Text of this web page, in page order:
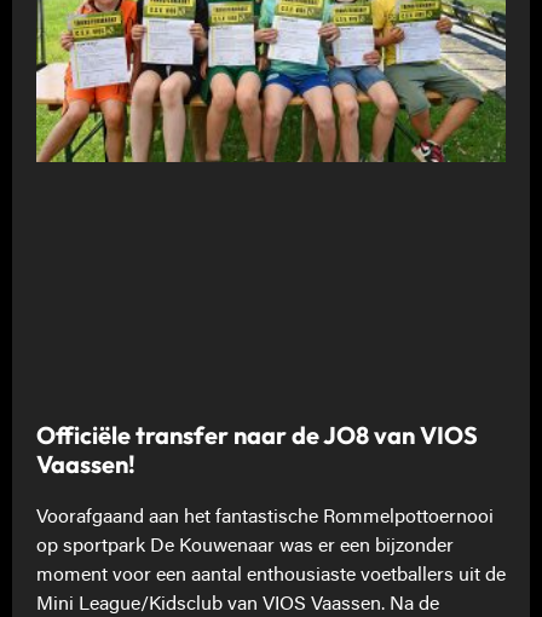
Officiële transfer naar de JO8 van VIOS
Vaassen!
Voorafgaand aan het fantastische Rommelpottoernooi
op sportpark De Kouwenaar was er een bijzonder
moment voor een aantal enthousiaste voetballers uit de
Mini League/Kidsclub van VIOS Vaassen. Na de